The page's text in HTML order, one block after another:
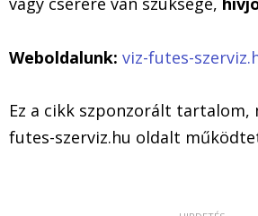
Weboldalunk: viz-futes-
Ez a cikk szponzorált tartalom,
futes-szerviz.hu oldalt